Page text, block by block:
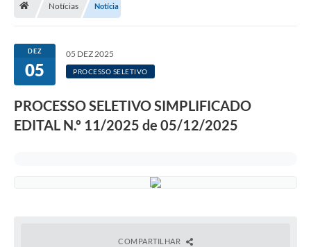
Notícias Notícia
DEZ
05
05 DEZ 2025
PROCESSO SELETIVO
PROCESSO SELETIVO SIMPLIFICADO
EDITAL N.º 11/2025 de 05/12/2025
COMPARTILHAR